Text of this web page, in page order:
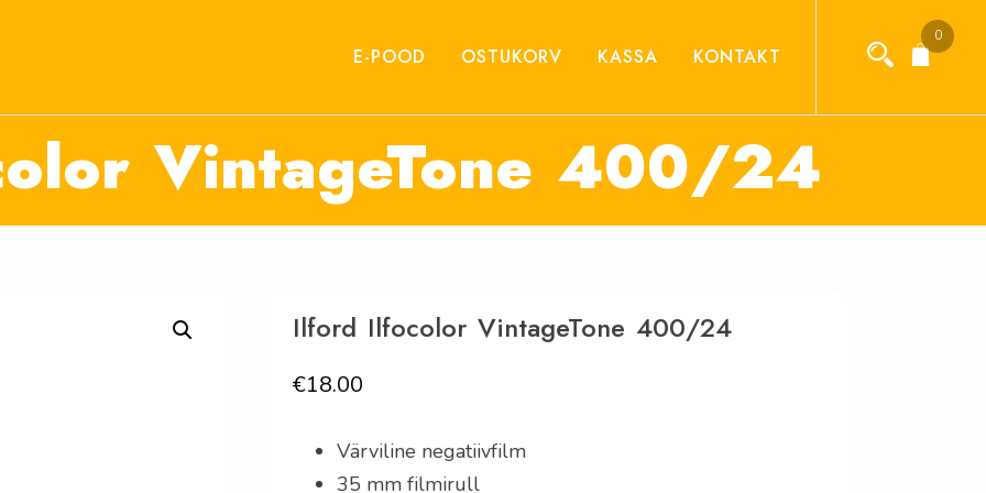
E-POOD OSTUKORV KASSA KONTAKT
0
VintageTone 400/24
Ilford Ilfocolor VintageTone 400/24
€18.00
Värviline negatiivfilm
35 mm filmirull